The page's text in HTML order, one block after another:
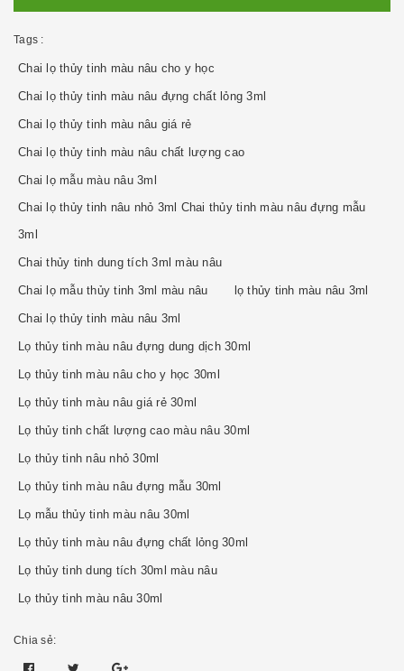
Tags :
Chai lọ thủy tinh màu nâu cho y học
Chai lọ thủy tinh màu nâu đựng chất lỏng 3ml
Chai lọ thủy tinh màu nâu giá rẻ
Chai lọ thủy tinh màu nâu chất lượng cao
Chai lọ mẫu màu nâu 3ml
Chai lọ thủy tinh nâu nhỏ 3ml Chai thủy tinh màu nâu đựng mẫu
3ml
Chai thủy tinh dung tích 3ml màu nâu
Chai lọ mẫu thủy tinh 3ml màu nâu lọ thủy tinh màu nâu 3ml
Chai lọ thủy tinh màu nâu 3ml
Lọ thủy tinh màu nâu đựng dung dịch 30ml
Lọ thủy tinh màu nâu cho y học 30ml
Lọ thủy tinh màu nâu giá rẻ 30ml
Lọ thủy tinh chất lượng cao màu nâu 30ml
Lọ thủy tinh nâu nhỏ 30ml
Lọ thủy tinh màu nâu đựng mẫu 30ml
Lọ mẫu thủy tinh màu nâu 30ml
Lọ thủy tinh màu nâu đựng chất lỏng 30ml
Lọ thủy tinh dung tích 30ml màu nâu
Lọ thủy tinh màu nâu 30ml
Chia sẻ: